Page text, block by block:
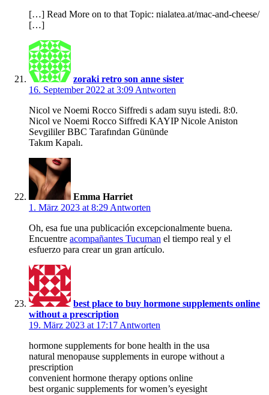
[…] Read More on to that Topic: nialatea.at/mac-and-cheese/
[…]
zoraki retro son anne sister
16. September 2022 at 3:09 Antworten
Nicol ve Noemi Rocco Siffredi s adam suyu istedi. 8:0.
Nicol ve Noemi Rocco Siffredi KAYIP Nicole Aniston
Sevgililer BBC Tarafından Gününde
Takım Kapalı.
Emma Harriet
1. März 2023 at 8:29 Antworten
Oh, esa fue una publicación excepcionalmente buena.
Encuentre acompañantes Tucuman el tiempo real y el
esfuerzo para crear un gran artículo.
best place to buy hormone supplements online
without a prescription
19. März 2023 at 17:17 Antworten
hormone supplements for bone health in the usa
natural menopause supplements in europe without a
prescription
convenient hormone therapy options online
best organic supplements for women’s eyesight